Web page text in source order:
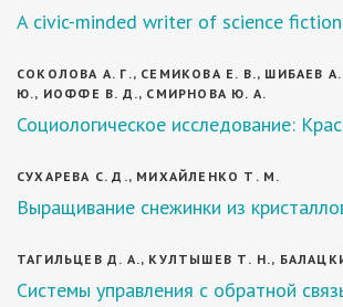
A civic-minded writer of science
СОКОЛОВА А. Г., СЕМИКОВА Е. В., ШИБАЕВ
Ю., ИОФФЕ В. Д., СМИРНОВА Ю. А.
Социологическое исследование:
СУХАРЕВА С. Д., МИХАЙЛЕНКО Т. М.
Выращивание снежинки из
ТАГИЛЬЦЕВ Д. А., КУЛТЫШЕВ Т. Н.,
Системы управления с обратной